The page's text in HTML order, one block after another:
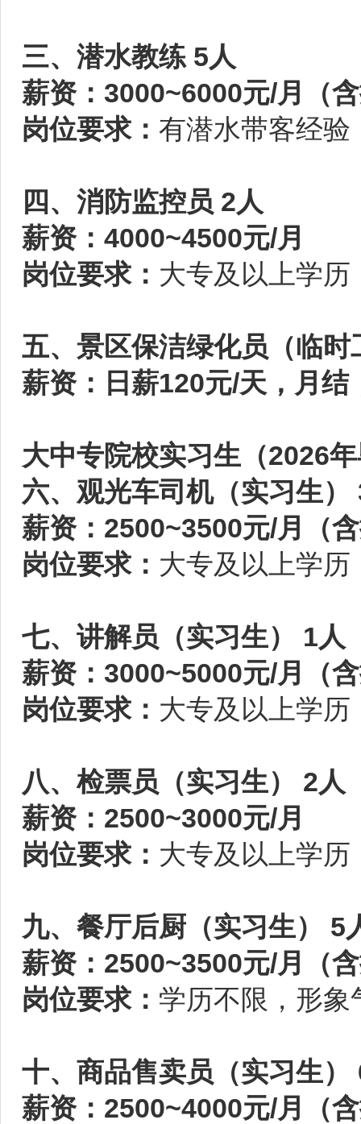
三、潜水教练 5人
薪资：3000~6000元/月（
岗位要求： 有潜水带客经验
四、消防监控员 2人
薪资：4000~4500元/月
岗位要求： 大专及以上学
五、景区保洁绿化员（临时
薪资：日薪120元/天，月结
大中专院校实习生（2026
六、观光车司机（实习生）
薪资：2500~3500元/月（
岗位要求： 大专及以上学历
七、讲解员（实习生） 1人
薪资：3000~5000元/月（
岗位要求： 大专及以上学
八、检票员（实习生） 2人
薪资：2500~3000元/月
岗位要求： 大专及以上学
九、餐厅后厨（实习生） 5
薪资：2500~3500元/月（
岗位要求： 学历不限，形象
十、商品售卖员（实习生）
薪资：2500~4000元/月（